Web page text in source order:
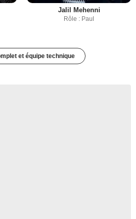
Jalil Mehenni
Rôle : Paul
et équipe technique